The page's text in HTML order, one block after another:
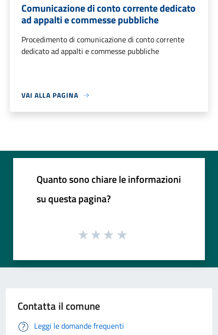
Comunicazione di conto corrente dedicato
ad appalti e commesse pubbliche
Procedimento di comunicazione di conto corrente
dedicato ad appalti e commesse pubbliche
VAI ALLA PAGINA
Quanto sono chiare le informazioni
su questa pagina?
Contatta il comune
Leggi le domande frequenti